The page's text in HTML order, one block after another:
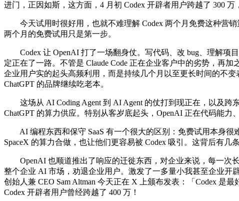
进门，正因如斯，这方面，4 月初 Codex 开辟者用户跨越了 300
今天试用时很好用，也就不难理解 Codex 两个月免费这种营销
两个月的免费试用只是第一步。
Codex 让 OpenAI 打了一场翻身仗。写代码、改 bug、理解项
定正在了一路。不管是 Claude Code 正在企业客户中的劣势，再
企业用户实的起头高频利用，而是持续几个月以至更长时间的不
ChatGPT 的品牌继续吃老本。
这场从 AI Coding Agent 到 AI Agent 的仗打到现正在，以及跨
ChatGPT 的算力供应。特别从客岁底起头，OpenAI 正在代码能力
AI 编程东西和保守 SaaS 有一个很大的区别：免费试用本身很
SpaceX 的算力合做，也让他们更容易被 Codex 吸引。这背后有
OpenAI 也顺道推出了响应的迁徙东西，对企业来说，每一次长
整个企业 AI 市场，劝退企业用户。激发了一多量小我甚至企业开
创始人兼 CEO Sam Altman 今天正在 X 上颁布发表：「Codex 是
Codex 开辟者用户曾经跨越了 400 万！